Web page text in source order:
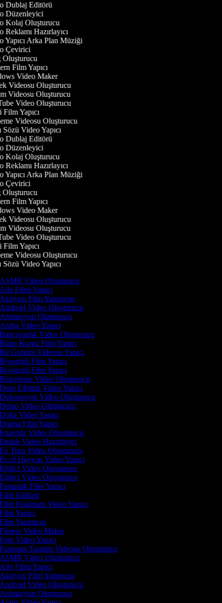
Dublaj Editörü
Düzenleyici
Kolaj Oluşturucu
Hazırlayıcı
Arka Plan Müziği
Çevirici
Film Yapıcı
Video Maker
Videosu Oluşturucu
Videosu Oluşturucu
Video Oluşturucu
Yapıcı
Videosu Oluşturucu
Video Yapıcı
Dublaj Editörü
Düzenleyici
Kolaj Oluşturucu
Hazırlayıcı
Arka Plan Müziği
Çevirici
Film Yapıcı
Video Maker
Videosu Oluşturucu
Videosu Oluşturucu
Video Oluşturucu
Yapıcı
Videosu Oluşturucu
Video Yapıcı
Video Oluşturucu
Filmi Yapıcı
Film Yapımcısı
Video Oluşturucu
Oluşturucu
Video Yapıcı
Video Oluşturucu
Kurgu Film Yapıcı
Günüm Videosu Yapıcı
Film Yapıcı
Film Yapıcı
Video Oluşturucu
Eğitimi Video Yapıcı
Video Oluşturucu
Video Oluşturucu
Video Yapıcı
Film Yapıcı
Video Oluşturucu
Video Hazırlayıcı
Turu Video Oluşturucu
Hayvan Video Yapıcı
Video Oluşturucu
Video Oluşturucu
Film Yapıcı
Editörü
Fragmanı Video Yapıcı
Yapıcı
Yapımcısı
Video Maker
Video Yapıcı
Tanıtım Videosu Oluşturucu
Video Oluşturucu
Filmi Yapıcı
Film Yapımcısı
Video Oluşturucu
Oluşturucu